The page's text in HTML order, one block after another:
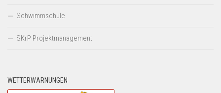
Schwimmschule
SKrP Projektmanagement
WETTERWARNUNGEN